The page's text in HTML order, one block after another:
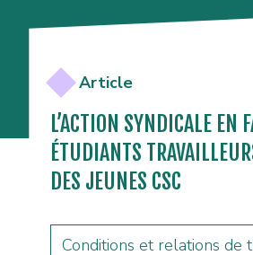
Article
L’ACTION SYNDICALE EN
ÉTUDIANTS
DES JEUNES CSC
Conditions et relations de